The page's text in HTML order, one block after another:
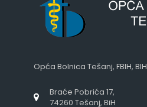
Opća Bolnica Tešanj, FBIH, BIH
Braće Pobrića 17,
74260 Tešanj, BiH